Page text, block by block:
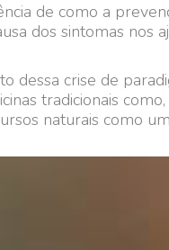
de como a
dos sintomas
dessa crise de
tradicionais
naturais como